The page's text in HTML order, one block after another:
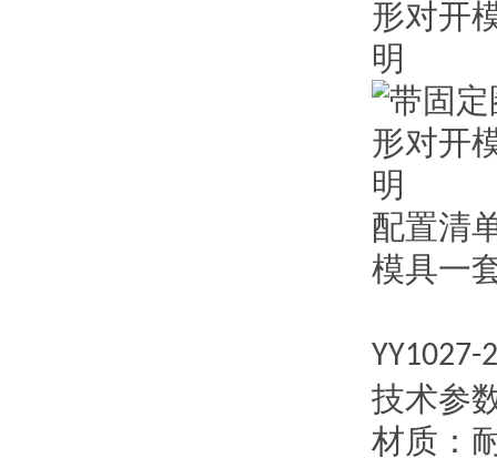
配置清
模具一
YY1027-
技术参
材质：